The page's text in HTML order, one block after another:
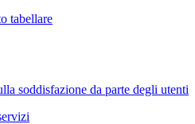
tabellare
soddisfazione da parte degli utenti